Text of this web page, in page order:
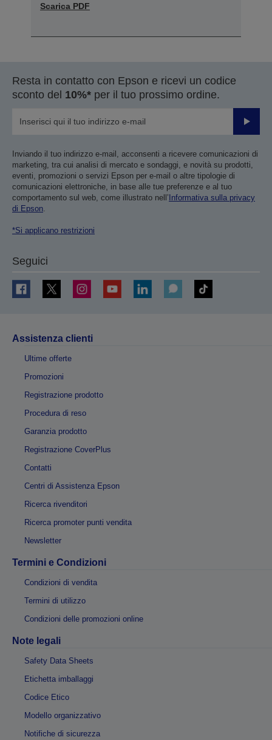
Scarica PDF
Resta in contatto con Epson e ricevi un codice
sconto del 10%* per il tuo prossimo ordine.
Invia
Inviando il tuo indirizzo e-mail, acconsenti a ricevere comunicazioni di
marketing, tra cui analisi di mercato e sondaggi, e novità su prodotti,
eventi, promozioni o servizi Epson per e-mail o altre tipologie di
comunicazioni elettroniche, in base alle tue preferenze e al tuo
comportamento sul web, come illustrato nell’ Informativa sulla privacy
di Epson
*Si applicano restrizioni
Seguici
Assistenza clienti
Ultime offerte
Promozioni
Registrazione prodotto
Procedura di reso
Garanzia prodotto
Registrazione CoverPlus
Contatti
Centri di Assistenza Epson
Ricerca rivenditori
Ricerca promoter punti vendita
Newsletter
Termini e Condizioni
Condizioni di vendita
Termini di utilizzo
Condizioni delle promozioni online
Note legali
Safety Data Sheets
Etichetta imballaggi
Codice Etico
Modello organizzativo
Notifiche di sicurezza